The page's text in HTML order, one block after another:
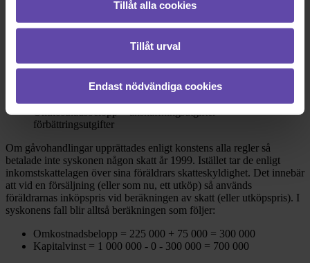
Tillåt alla cookies
Tillåt urval
Endast nödvändiga cookies
kommer en redogörelse för vad som gäller.
Beräkning av skatt vid fastighetsförsäljning
Regler om skatt vid fastighetsförsäljning finns i
Formeln ser ut som följer:
Kapitalvinst = försäljningspris - försäljningskostnader -
Omkostnadsbelopp = anskaffningsutgifter +
förbättringsutgifter
Om gåvohandlingar upprättades enligt konstens alla regler så
betalade inte syskonen någon skatt år 1999. Istället tar de enligt
inkomstskattelagen över sina föräldrars skatteskyldighet. Det innebär
att vid en försäljning (eller som nu, ett utköp) så används
föräldrarnas inköpspris vid beräkningen av skatt (eller utköpspris). I
syskonens fall blir alltså beräkningen som följer:
Omkostnadsbelopp = 225 000 + 75 000 = 300 000
Kapitalvinst = 1 000 000 - 0 - 300 000 = 700 000